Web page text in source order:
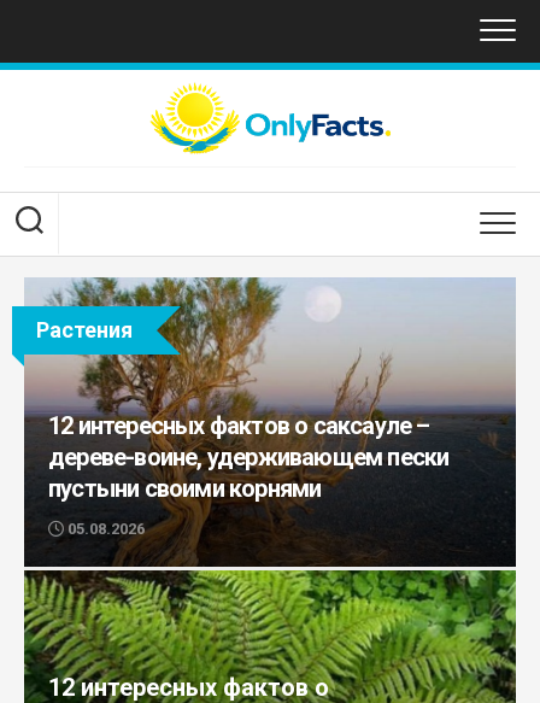
содержанию
12 интересных фактов о саксауле –
дереве-воине, удерживающем пески
пустыни своими корнями
05.08.2026
12 интересных фактов о
Растения